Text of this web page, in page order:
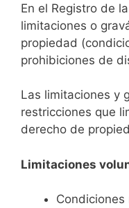
En el Registro de
limitaciones o
propiedad
prohibiciones de
Las limitaciones y
restricciones que
derecho de
Limitaciones